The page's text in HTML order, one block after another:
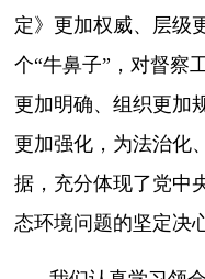
定》更加权威、层级
个“牛鼻子”，对督察
更加明确、组织更加
更加强化，为法治化
据，充分体现了党中
态环境问题的坚定决